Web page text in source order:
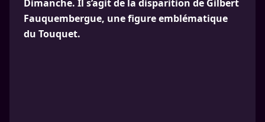
Dimanche. Il s’agit de la disparition de Gilbert
Fauquembergue, une figure emblématique
du Touquet.